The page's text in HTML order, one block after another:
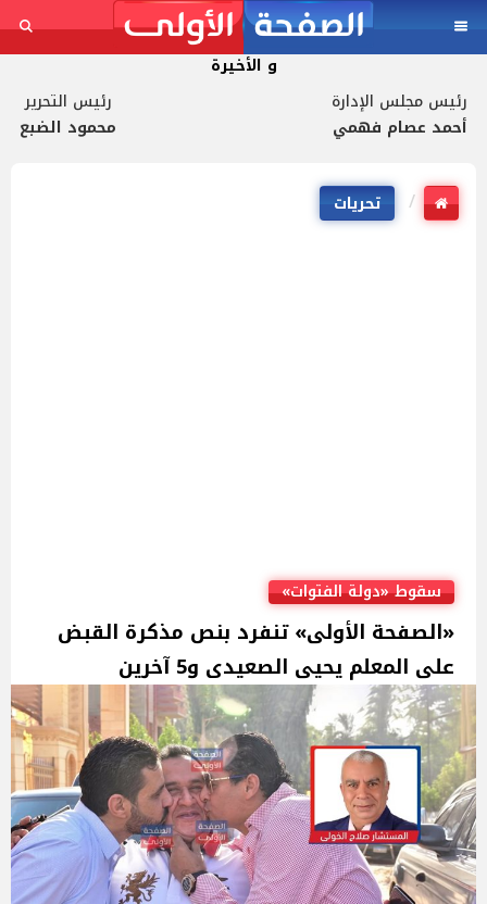
و الأخيرة
رئيس مجلس الإدارة
أحمد عصام فهمي
رئيس التحرير
محمود الضبع
تحريات
سقوط «دولة الفتوات»
«الصفحة الأولى» تنفرد بنص مذكرة القبض
على المعلم يحيى الصعيدى و5 آخرين